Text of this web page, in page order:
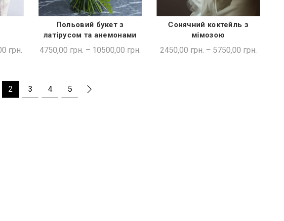
грн.
ШВИДКА ПОКУПКА
Польовий букет з
латірусом та анемонами
4750,00 грн. – 10500,00 грн.
ШВИДКА ПОКУПКА
Сонячний коктейль з
мімозою
2450,00 грн. – 5750,00 грн.
2 3 4 5